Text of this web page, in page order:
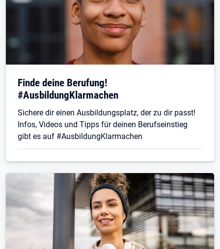
Finde deine Berufung!
#AusbildungKlarmachen
Sichere dir einen Ausbildungsplatz, der zu dir passt!
Infos, Videos und Tipps für deinen Berufseinstieg
gibt es auf #AusbildungKlarmachen